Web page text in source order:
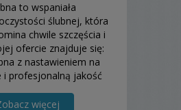
to wspaniała
ślubnej, która
chwile szczęścia i
ofercie znajduje się:
z nastawieniem na
i profesjonalną jakość
więcej